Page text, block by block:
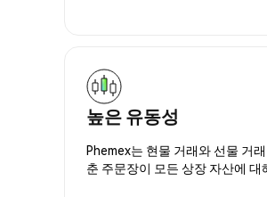
높은 유동성
Phemex는 현물 거래와 선물 거
춘 주문장이 모든 상장 자산에